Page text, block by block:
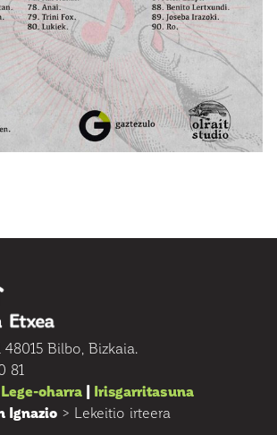
Bilbo, Bizkaia.
81
Lege-oharra | Irisgarritasuna
Ignazio > Lekeitio irteera